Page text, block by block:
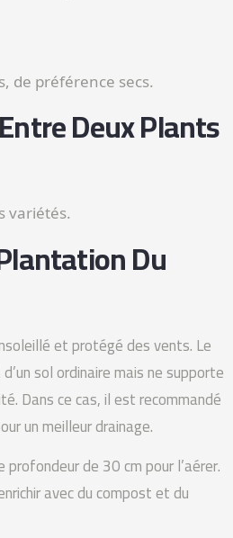
de préférence secs.
Deux Plants
variétés.
Du
et protégé des vents. Le
sol ordinaire mais ne supporte
Dans ce cas, il est recommandé
un meilleur drainage.
profondeur de 30 cm pour l’aérer.
avec du compost et du